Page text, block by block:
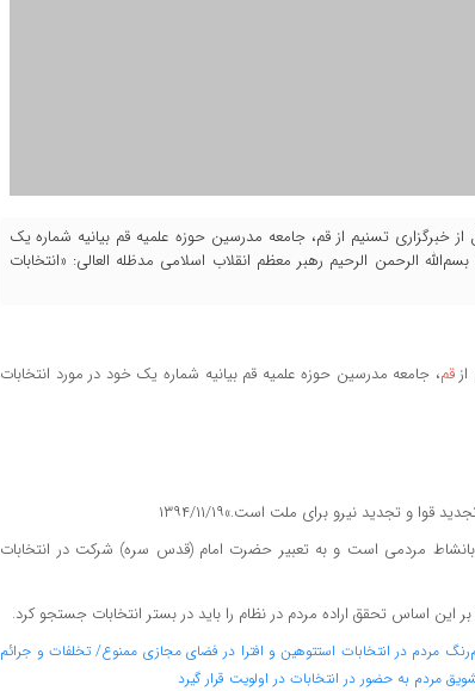
از خبرگزاری تسنیم از قم، جامعه مدرسین حوزه علمیه قم بیانیه شماره یک
این شرح است. بسم‌الله الرحمن الرحیم رهبر معظم انقلاب اسلامی مدظله العالی: «انتخابات
ازقم، جامعه مدرسین حوزه علمیه قم بیانیه شماره یک خود در مورد انتخابات
و تجدید نیرو برای ملت است.»۱۳۹۴/۱۱/۱۹
مردمی است و به تعبیر حضرت امام (قدس سره) شرکت در انتخابات
این اساس تحقق اراده مردم در نظام را باید در بستر انتخابات جستجو کرد.
مردم در انتخابات استتوهین و افترا در فضای مجازی ممنوع/ تخلفات و جرائم
مردم به حضور در انتخابات در اولویت قرار گیرد